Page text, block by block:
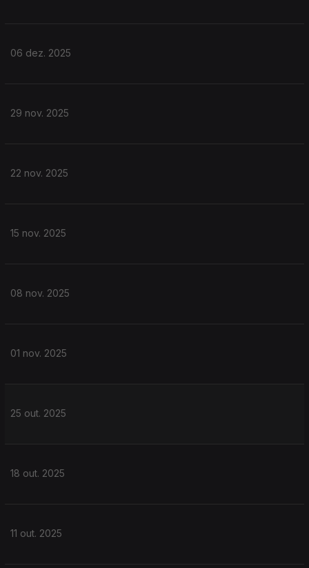
06 dez. 2025
29 nov. 2025
22 nov. 2025
15 nov. 2025
08 nov. 2025
01 nov. 2025
25 out. 2025
18 out. 2025
11 out. 2025